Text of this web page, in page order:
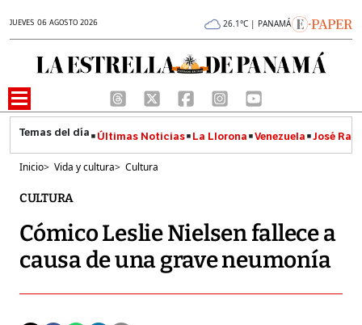
JUEVES 06 AGOSTO 2026 26.1°C | PANAMÁ
Últimas Noticias La Llorona Venezuela José
Inicio> Vida y cultura> Cultura
CULTURA
Cómico Leslie Nielsen fallece a
causa de una grave neumonía